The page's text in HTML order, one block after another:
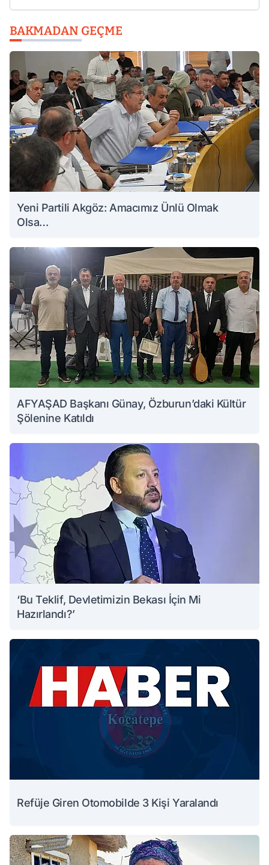
BAKMADAN GEÇME
Yeni Partili Akgöz: Amacımız Ünlü Olmak
Olsa…
AFYAŞAD Başkanı Günay, Özburun’daki Kültür
Şölenine Katıldı
‘Bu Teklif, Devletimizin Bekası İçin Mi
Hazırlandı?’
Refüje Giren Otomobilde 3 Kişi Yaralandı